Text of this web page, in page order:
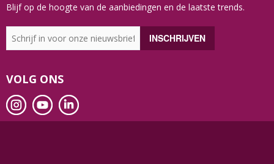
Blijf op de hoogte van de aanbiedingen en de laatste trends.
VOLG ONS